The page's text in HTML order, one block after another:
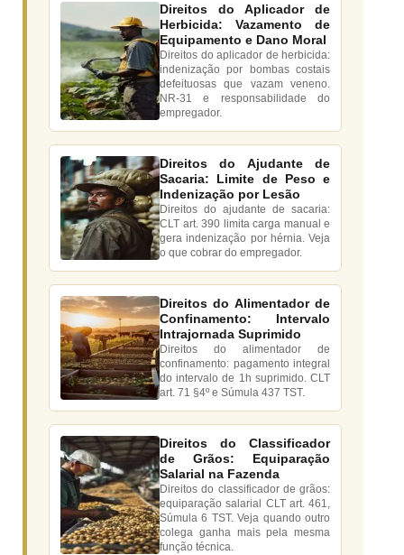
Direitos do Aplicador de
Herbicida: Vazamento de
Equipamento e Dano Moral
Direitos do aplicador de herbicida:
indenização por bombas costais
defeituosas que vazam veneno.
NR-31 e responsabilidade do
empregador.
Direitos do Ajudante de
Sacaria: Limite de Peso e
Indenização por Lesão
Direitos do ajudante de sacaria:
CLT art. 390 limita carga manual e
gera indenização por hérnia. Veja
o que cobrar do empregador.
Direitos do Alimentador de
Confinamento: Intervalo
Intrajornada Suprimido
Direitos do alimentador de
confinamento: pagamento integral
do intervalo de 1h suprimido. CLT
art. 71 §4º e Súmula 437 TST.
Direitos do Classificador
de Grãos: Equiparação
Salarial na Fazenda
Direitos do classificador de grãos:
equiparação salarial CLT art. 461,
Súmula 6 TST. Veja quando outro
colega ganha mais pela mesma
função técnica.